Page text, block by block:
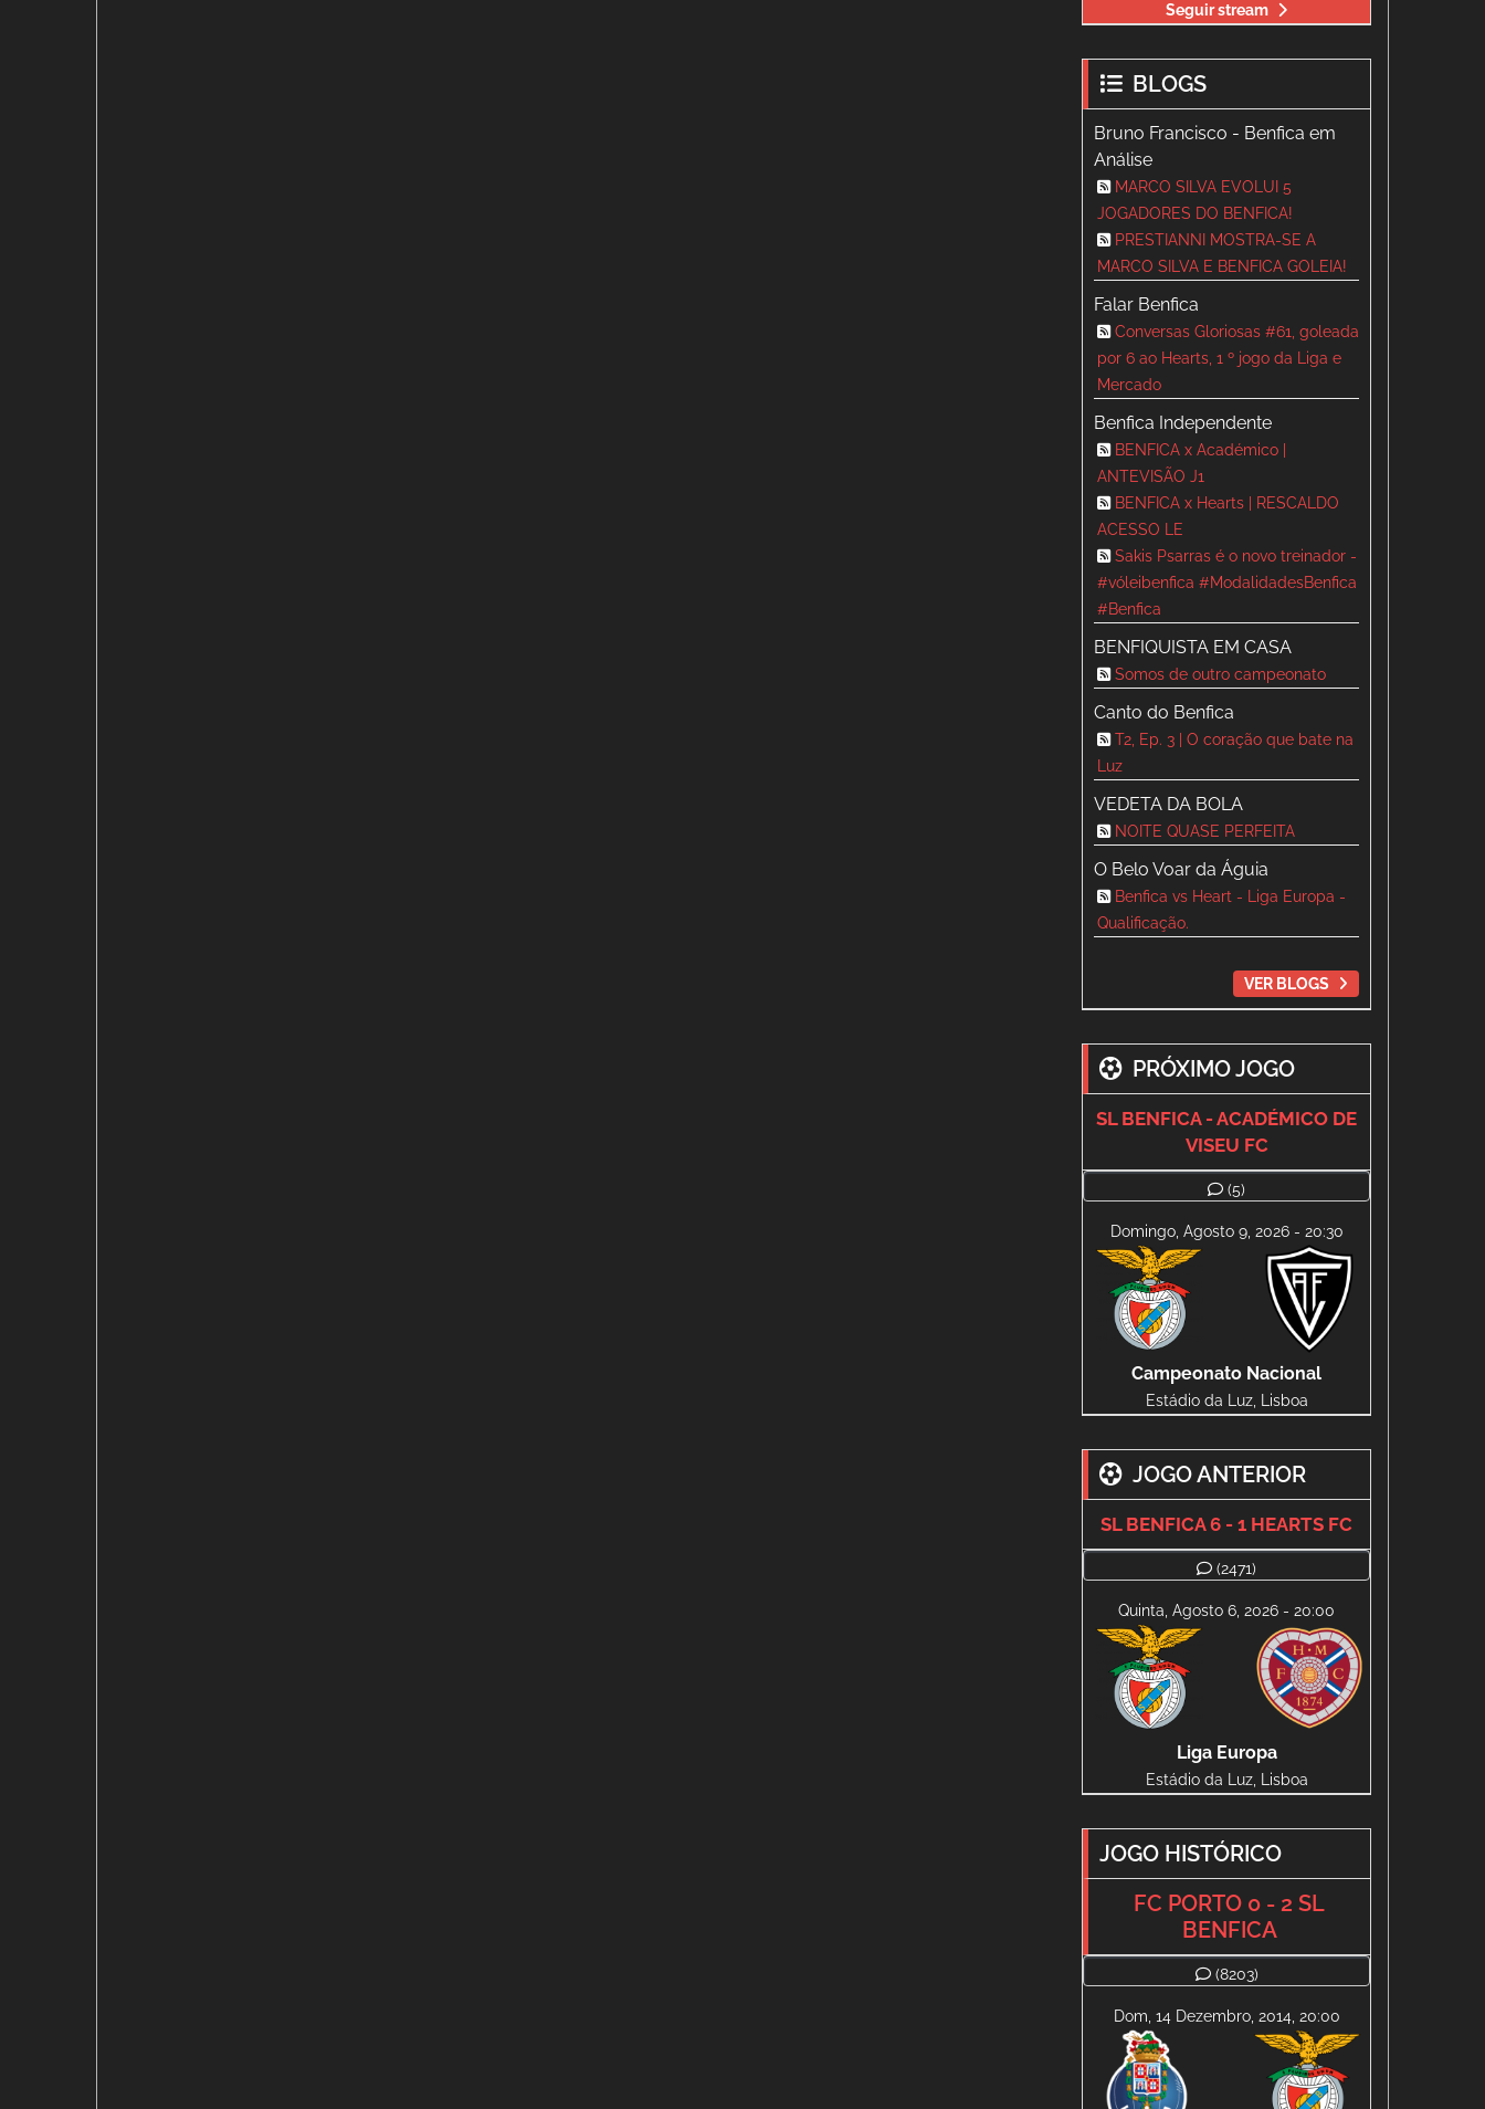
Seguir stream
BLOGS
Bruno Francisco - Benfica em
Análise
MARCO SILVA EVOLUI 5
JOGADORES DO BENFICA!
PRESTIANNI MOSTRA-SE A
MARCO SILVA E BENFICA GOLEIA!
Falar Benfica
Conversas Gloriosas #61, goleada
por 6 ao Hearts, 1 º jogo da Liga e
Mercado
Benfica Independente
BENFICA x Académico |
ANTEVISÃO J1
BENFICA x Hearts | RESCALDO
ACESSO LE
Sakis Psarras é o novo treinador -
#vóleibenfica #ModalidadesBenfica
#Benfica
BENFIQUISTA EM CASA
Somos de outro campeonato
Canto do Benfica
T2, Ep. 3 | O coração que bate na
Luz
VEDETA DA BOLA
NOITE QUASE PERFEITA
O Belo Voar da Águia
Benfica vs Heart - Liga Europa -
Qualificação.
VER BLOGS
PRÓXIMO JOGO
SL BENFICA - ACADÉMICO DE
VISEU FC
(5)
Domingo, Agosto 9, 2026 - 20:30
Campeonato Nacional
Estádio da Luz, Lisboa
JOGO ANTERIOR
SL BENFICA 6 - 1 HEARTS FC
(2471)
Quinta, Agosto 6, 2026 - 20:00
Liga Europa
Estádio da Luz, Lisboa
JOGO HISTÓRICO
FC PORTO 0 - 2 SL
BENFICA
(8203)
Dom, 14 Dezembro, 2014, 20:00